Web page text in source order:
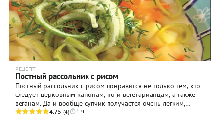
РЕЦЕПТ
Постный рассольник с рисом
Постный рассольник с рисом понравится не только тем, кто
следует церковным канонам, но и вегетарианцам, а также
веганам. Да и вообще супчик получается очень легким,
низкокалорийным, и при этом ...
4.75 (4) 1 ч